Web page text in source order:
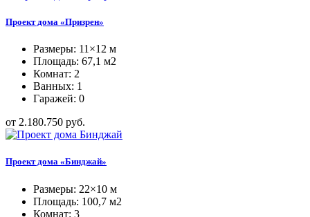
Проект дома «Призрен»
Размеры: 11×12 м
Площадь: 67,1 м2
Комнат: 2
Ванных: 1
Гаражей: 0
от 2.180.750 руб.
Проект дома «Бинджай»
Размеры: 22×10 м
Площадь: 100,7 м2
Комнат: 3